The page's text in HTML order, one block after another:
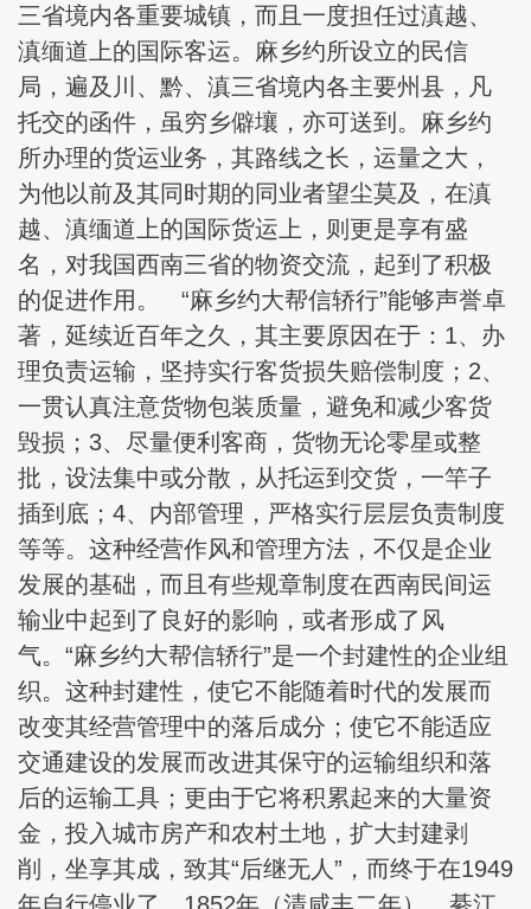
三省境内各重要城镇，而且一度担任过滇越、
滇缅道上的国际客运。麻乡约所设立的民信
局，遍及川、黔、滇三省境内各主要州县，凡
托交的函件，虽穷乡僻壤，亦可送到。麻乡约
所办理的货运业务，其路线之长，运量之大，
为他以前及其同时期的同业者望尘莫及，在滇
越、滇缅道上的国际货运上，则更是享有盛
名，对我国西南三省的物资交流，起到了积极
的促进作用。 “麻乡约大帮信轿行”能够声誉卓
著，延续近百年之久，其主要原因在于：1、办
理负责运输，坚持实行客货损失赔偿制度；2、
一贯认真注意货物包装质量，避免和减少客货
毁损；3、尽量便利客商，货物无论零星或整
批，设法集中或分散，从托运到交货，一竿子
插到底；4、内部管理，严格实行层层负责制度
等等。这种经营作风和管理方法，不仅是企业
发展的基础，而且有些规章制度在西南民间运
输业中起到了良好的影响，或者形成了风
气。“麻乡约大帮信轿行”是一个封建性的企业组
织。这种封建性，使它不能随着时代的发展而
改变其经营管理中的落后成分；使它不能适应
交通建设的发展而改进其保守的运输组织和落
后的运输工具；更由于它将积累起来的大量资
金，投入城市房产和农村土地，扩大封建剥
削，坐享其成，致其“后继无人”，而终于在1949
年自行停业了。1852年（清咸丰二年），綦江